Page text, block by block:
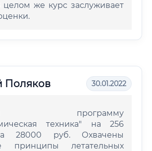
целом же курс заслуживает
Поляков 30.01.2022
программу
техника" на 256
28000 руб. Охвачены
принципы летательных